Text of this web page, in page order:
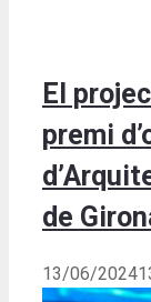
El
premi
de
13/06/2024